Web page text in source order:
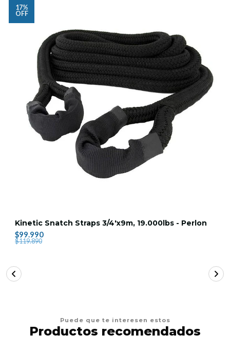
17%
OFF
Kinetic Snatch Straps 3/4'x9m, 19.000lbs - Perlon
$99.990
$119.890
Puede que te interesen estos
Productos recomendados